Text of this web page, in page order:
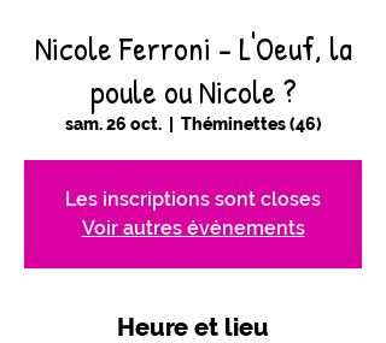
Nicole Ferroni - L'Oeuf, la
poule ou Nicole ?
sam. 26 oct.
  |
Théminettes (46)
Les inscriptions sont closes
Voir autres événements
Heure et lieu